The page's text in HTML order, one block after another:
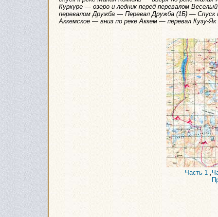
Куркуре — озеро и ледник перед перевалом
перевалом Дружба — Перевал Дружба (1Б) — Спуск
Аккемское — вниз по реке Аккем — перевал Кузу-
Часть 1